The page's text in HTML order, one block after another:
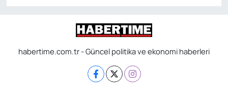
habertime.com.tr - Güncel politika ve ekonomi haberleri